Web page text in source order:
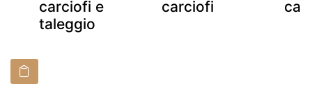
carciofi e
taleggio
carciofi